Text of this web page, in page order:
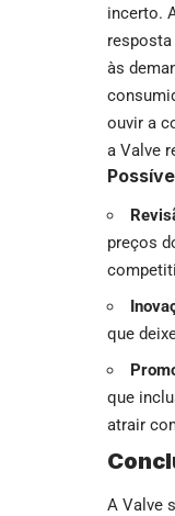
incerto.
às
ouvir a
a Valve
preços
que
que
atrair
A Valve